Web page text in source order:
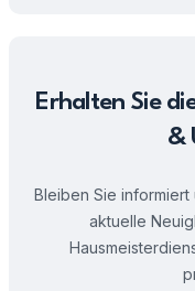
Erhalten Sie
&
Bleiben Sie
aktuelle